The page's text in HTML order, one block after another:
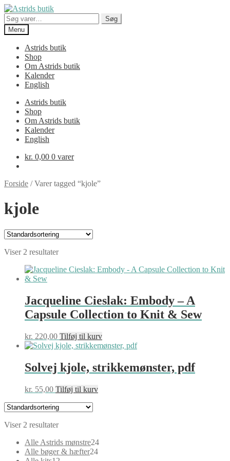
Spring
til
navigation
Spring
til
indhold
Søg
efter:
Søg
Menu
Astrids butik
Shop
Om Astrids butik
Kalender
English
Astrids butik
Shop
Om Astrids butik
Kalender
English
kr. 0,00 0 varer
Forside /Varer tagged “kjole”
kjole
Viser 2 resultater
Jacqueline Cieslak: Embody – A
Capsule Collection to Knit & Sew
kr. 220,00 Tilføj til kurv
Solvej kjole, strikkemønster, pdf
kr. 55,00 Tilføj til kurv
Viser 2 resultater
Alle Astrids mønstre2424
Alle bøger & hæfter2424